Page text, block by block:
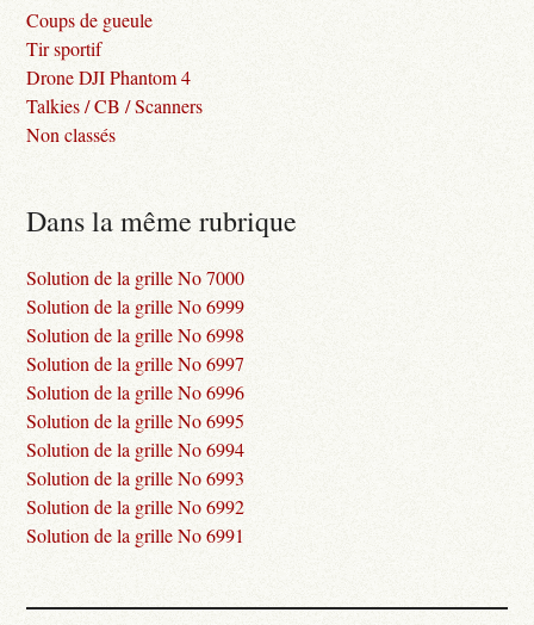
Coups de gueule
Tir sportif
Drone DJI Phantom 4
Talkies / CB / Scanners
Non classés
Dans la même rubrique
Solution de la grille No 7000
Solution de la grille No 6999
Solution de la grille No 6998
Solution de la grille No 6997
Solution de la grille No 6996
Solution de la grille No 6995
Solution de la grille No 6994
Solution de la grille No 6993
Solution de la grille No 6992
Solution de la grille No 6991